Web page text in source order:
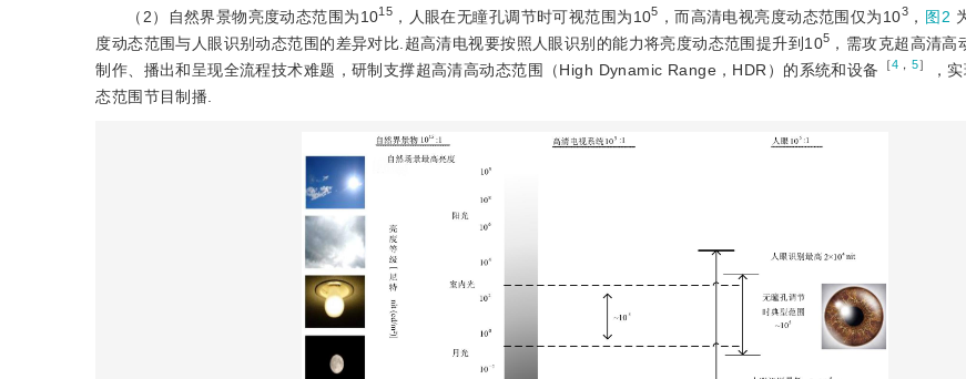
（2）自然界景物亮度动态范围为1015 ，人眼在无瞳孔调节时可视范围为105 ，而高清电视亮度动态范围仅为103， 图2
度动态范围与人眼识别动态范围的差异对比.超高清电视要按照人眼识别的能力将亮度动态范围提升到105 ，需攻克超高清高
制作、播出和呈现全流程技术难题，研制支撑超高清高动态范围（High Dynamic Range，HDR）的系统和设备
［4 ， 5］
，
态范围节目制播.